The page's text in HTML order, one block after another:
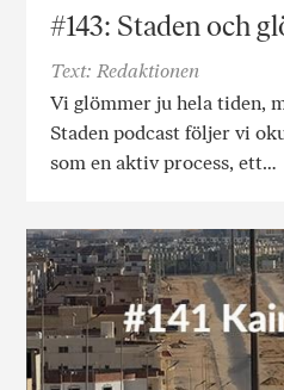
#143: Staden och
Text: Redaktionen
Vi glömmer ju hela tiden,
Staden podcast följer vi
som en aktiv process, ett…